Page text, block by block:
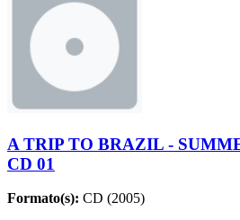
A TRIP TO BRAZIL -
CD 01
Formato(s): CD (2005)